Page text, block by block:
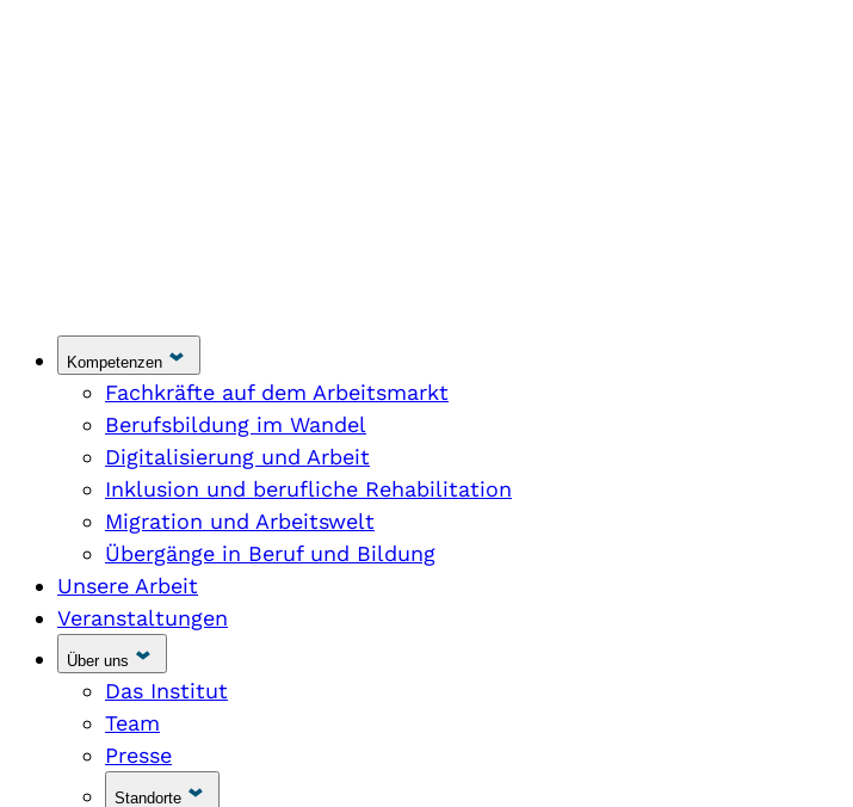
Kompetenzen
Fachkräfte auf dem Arbeitsmarkt
Berufsbildung im Wandel
Digitalisierung und Arbeit
Inklusion und berufliche Rehabilitation
Migration und Arbeitswelt
Übergänge in Beruf und Bildung
Unsere Arbeit
Veranstaltungen
Über uns
Das Institut
Team
Presse
Standorte